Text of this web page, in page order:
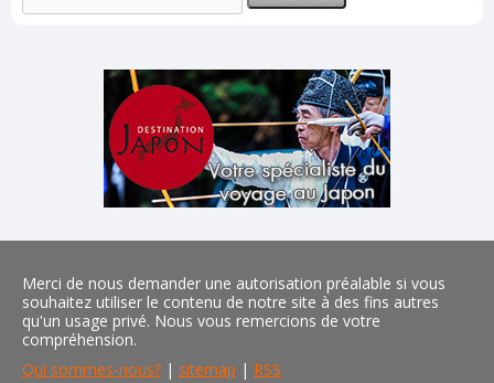
Merci de nous demander une autorisation préalable si vous
souhaitez utiliser le contenu de notre site à des fins autres
qu'un usage privé. Nous vous remercions de votre
compréhension.
Qui sommes-nous? | sitemap | RSS